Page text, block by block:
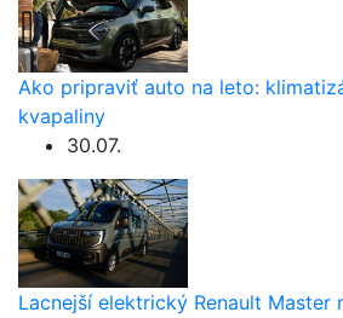
Ako pripraviť auto na leto:
kvapaliny
30.07.
Lacnejší elektrický Renault Master